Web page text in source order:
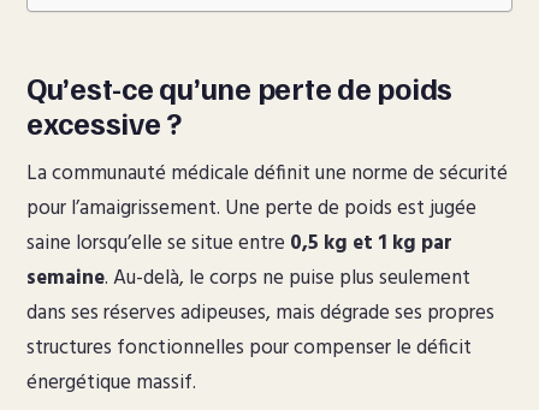
Qu’est-ce qu’une perte de poids
excessive ?
La communauté médicale définit une norme de sécurité
pour l’amaigrissement. Une perte de poids est jugée
saine lorsqu’elle se situe entre 0,5 kg et 1 kg par
semaine. Au-delà, le corps ne puise plus seulement
dans ses réserves adipeuses, mais dégrade ses propres
structures fonctionnelles pour compenser le déficit
énergétique massif.